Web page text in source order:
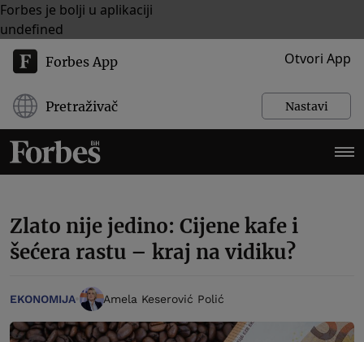
Forbes je bolji u aplikaciji
undefined
Forbes App Otvori App
Pretraživač Nastavi
Zlato nije jedino: Cijene kafe i
šećera rastu – kraj na vidiku?
EKONOMIJA Amela Keserović Polić